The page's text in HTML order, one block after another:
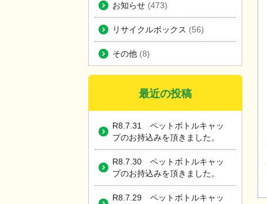
お知らせ(473)
リサイクルボックス (56)
その他(8)
最近の投稿
R8.7.31 ペットボトルキャッ
プのお持込みを頂きました。
R8.7.30 ペットボトルキャッ
プのお持込みを頂きました。
R8.7.29 ペットボトルキャッ